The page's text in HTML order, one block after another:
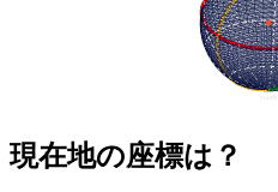
現在地の座標は？